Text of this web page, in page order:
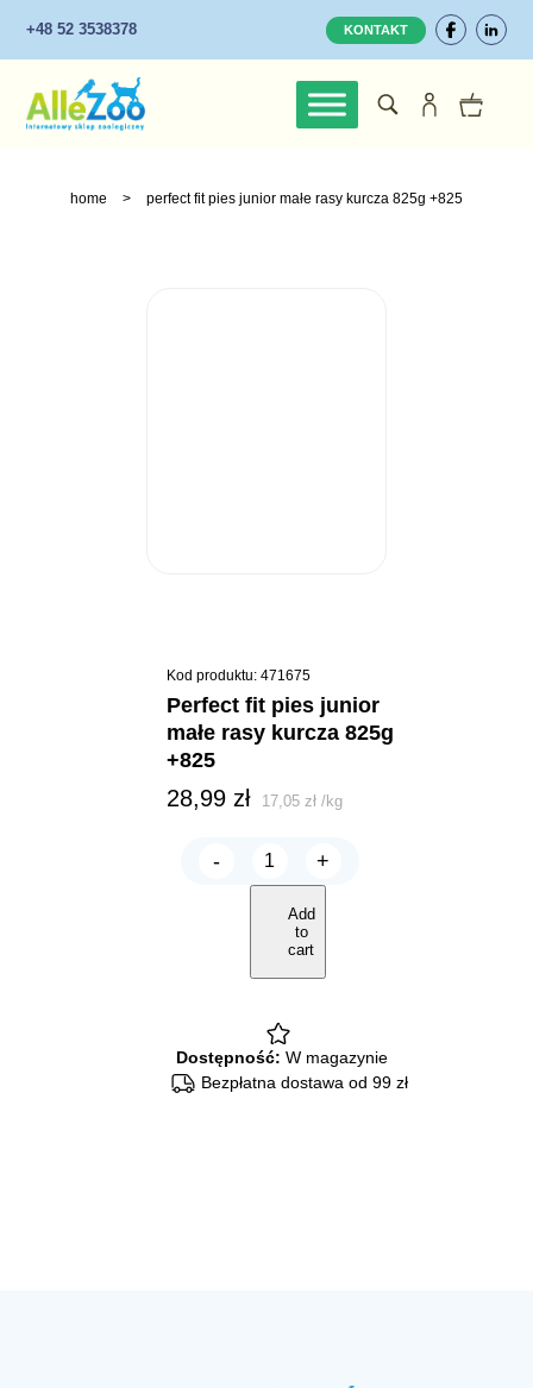
+48 52 3538378 KONTAKT
home > perfect fit pies junior małe rasy kurcza 825g +825
Kod produktu: 471675
perfect fit pies junior
małe rasy kurcza 825g
+825
28,99 zł 17,05zł /kg
-
PERFECT
FIT
PIES
JUNIOR
małe
rasy
Kurcza
quantity
+
Add
to
cart
Dostępność: W magazynie
Bezpłatna dostawa od 99 zł